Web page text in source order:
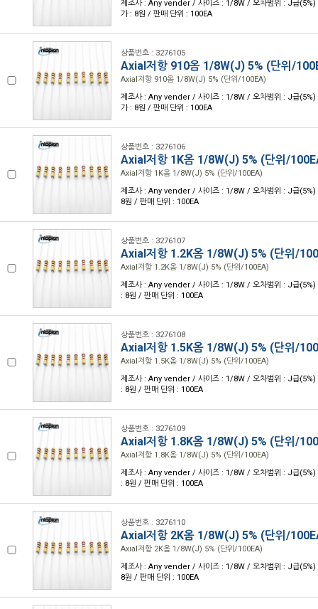
제조사 : Any vender / 사이즈 : 1/8W / 오차범위 : J급(5%)
가 : 8원 / 판매 단위 : 100EA
상품번호 : 3276105
Axial저항 910옴 1/8W(J) 5% (단위/
Axial저항 910옴 1/8W(J) 5% (단위/100EA)
제조사 : Any vender / 사이즈 : 1/8W / 오차범위 : J급(5%)
가 : 8원 / 판매 단위 : 100EA
상품번호 : 3276106
Axial저항 1K옴 1/8W(J) 5% (단위/
Axial저항 1K옴 1/8W(J) 5% (단위/100EA)
제조사 : Any vender / 사이즈 : 1/8W / 오차범위 : J급(5%)
8원 / 판매 단위 : 100EA
상품번호 : 3276107
Axial저항 1.2K옴 1/8W(J) 5% (단위/
Axial저항 1.2K옴 1/8W(J) 5% (단위/100EA)
제조사 : Any vender / 사이즈 : 1/8W / 오차범위 : J급(5%)
: 8원 / 판매 단위 : 100EA
상품번호 : 3276108
Axial저항 1.5K옴 1/8W(J) 5% (단위/
Axial저항 1.5K옴 1/8W(J) 5% (단위/100EA)
제조사 : Any vender / 사이즈 : 1/8W / 오차범위 : J급(5%)
: 8원 / 판매 단위 : 100EA
상품번호 : 3276109
Axial저항 1.8K옴 1/8W(J) 5% (단위/
Axial저항 1.8K옴 1/8W(J) 5% (단위/100EA)
제조사 : Any vender / 사이즈 : 1/8W / 오차범위 : J급(5%)
: 8원 / 판매 단위 : 100EA
상품번호 : 3276110
Axial저항 2K옴 1/8W(J) 5% (단위/
Axial저항 2K옴 1/8W(J) 5% (단위/100EA)
제조사 : Any vender / 사이즈 : 1/8W / 오차범위 : J급(5%)
8원 / 판매 단위 : 100EA